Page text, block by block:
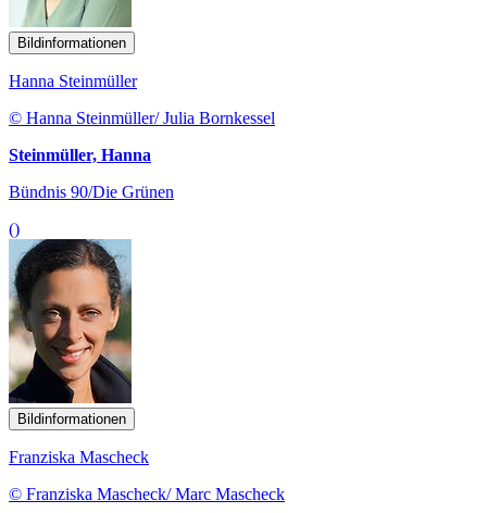
Bildinformationen
Hanna Steinmüller
© Hanna Steinmüller/ Julia Bornkessel
Steinmüller, Hanna
Bündnis 90/Die Grünen
()
Bildinformationen
Franziska Mascheck
© Franziska Mascheck/ Marc Mascheck